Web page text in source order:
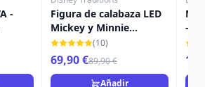
-
Figura de calabaza LED
Mickey y Minnie
Esqueletos - DISNEY
TRADITIONS
(10)
69,90 €89,90 €
Añadir
-